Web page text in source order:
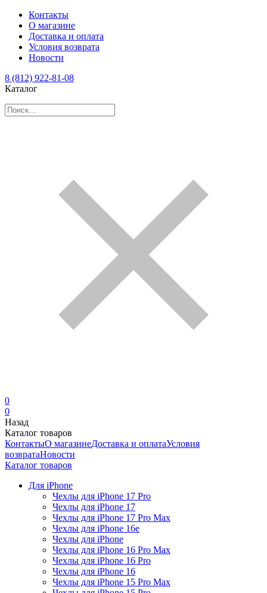
Контакты
О магазине
Доставка и оплата
Условия возврата
Новости
8 (812) 922-81-08
Каталог
0
0
Назад
Каталог товаров
КонтактыО магазинеДоставка и оплатаУсловия
возвратаНовости
Каталог товаров
Для iPhone
Чехлы для iPhone 17 Pro
Чехлы для iPhone 17
Чехлы для iPhone 17 Pro Max
Чехлы для iPhone 16e
Чехлы для iPhone
Чехлы для iPhone 16 Pro Max
Чехлы для iPhone 16 Pro
Чехлы для iPhone 16
Чехлы для iPhone 15 Pro Max